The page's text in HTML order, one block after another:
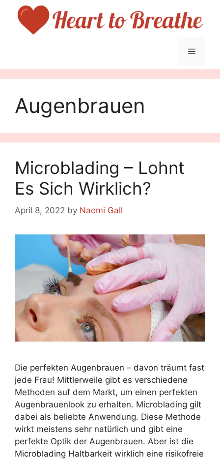
content
Menu
Augenbrauen
Microblading – Lohnt
Es Sich Wirklich?
April 8, 2022 by Naomi Gall
Die perfekten Augenbrauen – davon träumt fast
jede Frau! Mittlerweile gibt es verschiedene
Methoden auf dem Markt, um einen perfekten
Augenbrauenlook zu erhalten. Microblading gilt
dabei als beliebte Anwendung. Diese Methode
wirkt meistens sehr natürlich und gibt eine
perfekte Optik der Augenbrauen. Aber ist die
Microblading Haltbarkeit wirklich eine risikofreie